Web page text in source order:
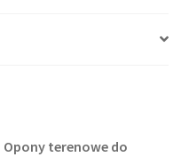
Opony terenowe do